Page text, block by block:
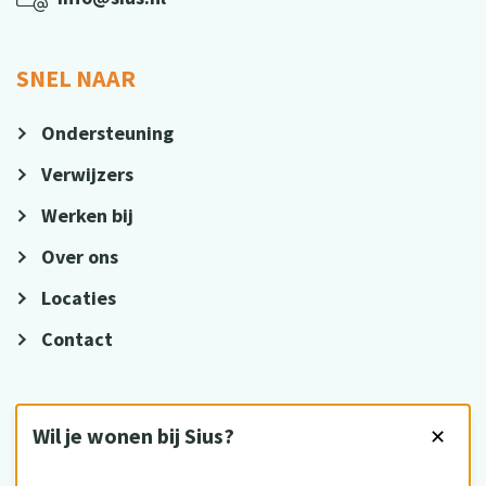
Wil je wonen bij Sius? ✕
SNEL NAAR
Ondersteuning
Verwijzers
Werken bij
Over ons
Locaties
Contact